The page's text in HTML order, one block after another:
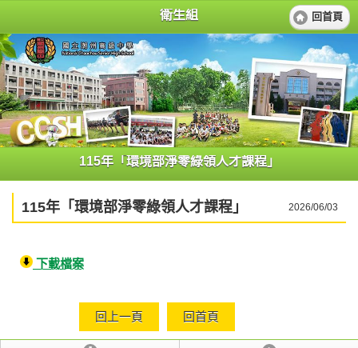
衛生組 回首頁
115年「環境部淨零綠領人才課程」
115年「環境部淨零綠領人才課程」 2026/06/03
下載檔案
回上一頁 回首頁